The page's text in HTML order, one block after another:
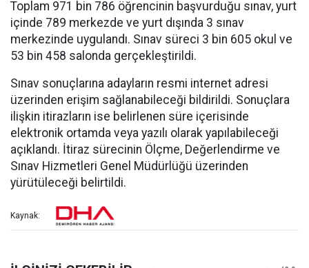
Toplam 971 bin 786 öğrencinin başvurduğu sınav, yurt
içinde 789 merkezde ve yurt dışında 3 sınav
merkezinde uygulandı. Sınav süreci 3 bin 605 okul ve
53 bin 458 salonda gerçekleştirildi.
Sınav sonuçlarına adayların resmi internet adresi
üzerinden erişim sağlanabileceği bildirildi. Sonuçlara
ilişkin itirazların ise belirlenen süre içerisinde
elektronik ortamda veya yazılı olarak yapılabileceği
açıklandı. İtiraz sürecinin Ölçme, Değerlendirme ve
Sınav Hizmetleri Genel Müdürlüğü üzerinden
yürütüleceği belirtildi.
Kaynak: